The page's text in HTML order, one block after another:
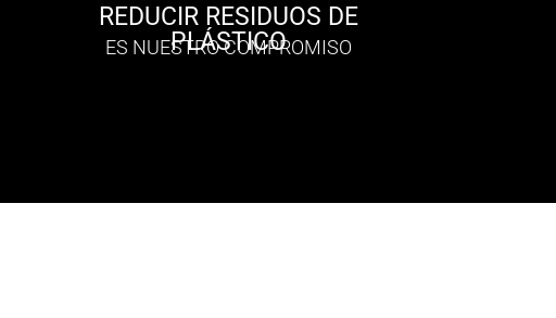
REDUCIR RESIDUOS DE
PLÁSTICO
ES NUESTRO COMPROMISO